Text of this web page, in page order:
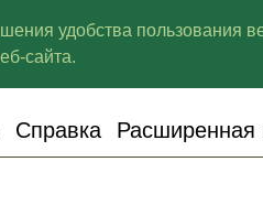
удобства пользования
сайта.
Справка Расширенная